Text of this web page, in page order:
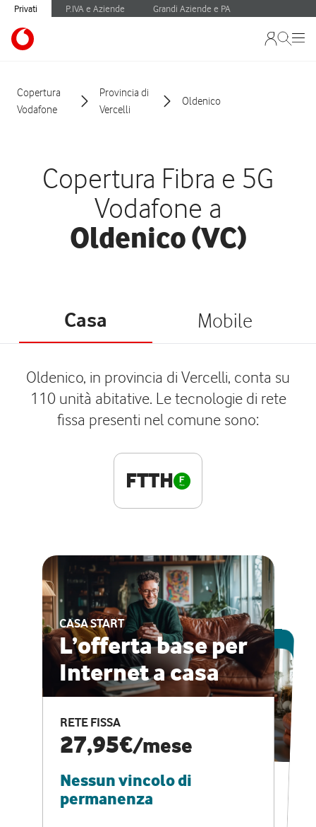
Privati P.IVA e Aziende Grandi Aziende e PA
Copertura
Vodafone
Provincia di
Vercelli
Oldenico
Copertura Fibra e 5G
Vodafone a
Oldenico (VC)
Casa Mobile
Oldenico, in provincia di Vercelli, conta su
110 unità abitative. Le tecnologie di rete
fissa presenti nel comune sono:
FTTH
CASA START
L’offerta base per
Internet a casa
RETE FISSA
27,95€/mese
Nessun vincolo di
permanenza
ESCLUSIVA ONLINE
CASA PRO
Internet veloce e
vantaggi speciali
RETE FISSA + VODAFONE CLUB
29,95€